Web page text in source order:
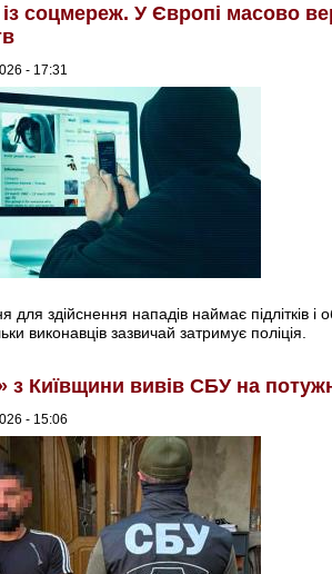
із соцмереж. У Європі масово
- 17:31
для здійснення нападів наймає підлітків і
виконавців зазвичай затримує поліція.
з Київщини вивів СБУ на
- 15:06